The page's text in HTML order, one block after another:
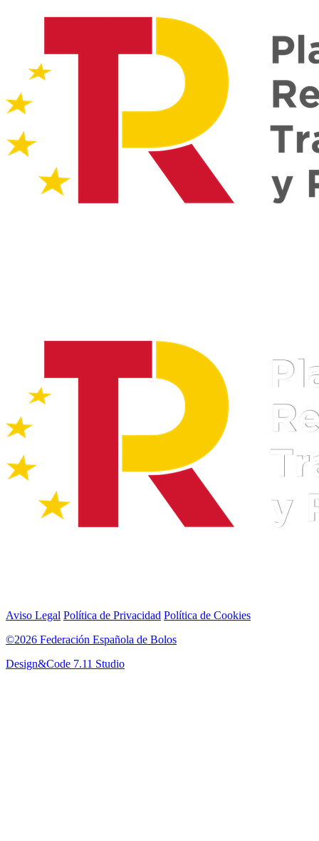
Aviso Legal Política de Privacidad Política de Cookies
©2026 Federación Española de Bolos
Design&Code 7.11 Studio